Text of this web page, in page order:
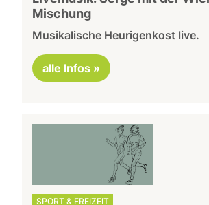
Mischung
Musikalische Heurigenkost live.
alle Infos »
SPORT & FREIZEIT